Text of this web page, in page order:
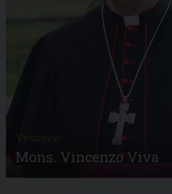
Vescovo
Mons. Vincenzo Viva